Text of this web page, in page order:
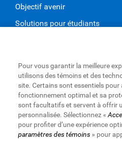
Objectif avenir
Solutions pour étudiants
Nous joindre
Trouvez une succursale ou un
Prendre un rendez-vous
Royal Bank of
Pour vous garantir la meilleure
utilisons des témoins et des
site. Certains sont essentiels pour
fonctionnement optimal et sa
sont facultatifs et servent à offrir
personnalisée. Sélectionnez «
pour profiter d’une expérience
paramètres des témoins» pour